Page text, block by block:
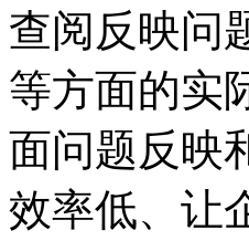
查阅反映问
等方面的实
面问题反映
效率低、让